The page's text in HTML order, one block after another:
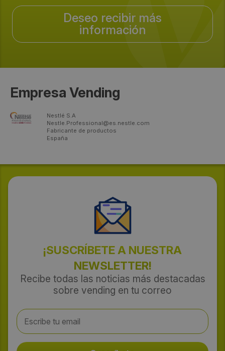
Deseo recibir más
información
Empresa Vending
Nestlé S.A
Nestle.Professional@es.nestle.com
Fabricante de productos
España
¡SUSCRÍBETE A NUESTRA
NEWSLETTER!
Recibe todas las noticias más destacadas
sobre vending en tu correo